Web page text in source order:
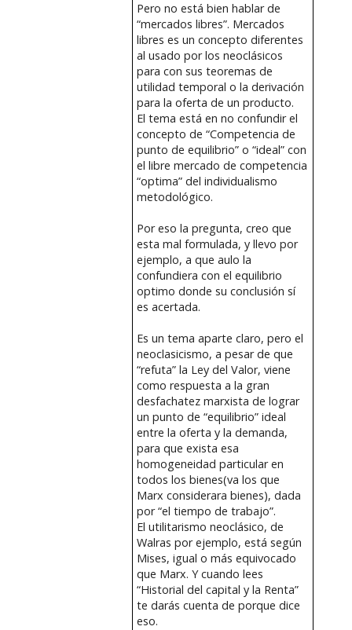
Pero no está bien hablar de
“mercados libres”. Mercados
libres es un concepto diferentes
al usado por los neoclásicos
para con sus teoremas de
utilidad temporal o la derivación
para la oferta de un producto.
El tema está en no confundir el
concepto de “Competencia de
punto de equilibrio” o “ideal” con
el libre mercado de competencia
“optima” del individualismo
metodológico.
Por eso la pregunta, creo que
esta mal formulada, y llevo por
ejemplo, a que aulo la
confundiera con el equilibrio
optimo donde su conclusión sí
es acertada.
Es un tema aparte claro, pero el
neoclasicismo, a pesar de que
“refuta” la Ley del Valor, viene
como respuesta a la gran
desfachatez marxista de lograr
un punto de “equilibrio” ideal
entre la oferta y la demanda,
para que exista esa
homogeneidad particular en
todos los bienes(va los que
Marx considerara bienes), dada
por “el tiempo de trabajo”.
El utilitarismo neoclásico, de
Walras por ejemplo, está según
Mises, igual o más equivocado
que Marx. Y cuando lees
“Historial del capital y la Renta”
te darás cuenta de porque dice
eso.